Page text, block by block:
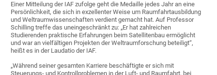
Einer Mitteilung der IAF zufolge geht die Medaille jedes Jahr an eine
Persönlichkeit, die sich in exzellenter Weise um Raumfahrtausbildung
und Weltraumwissenschaften verdient gemacht hat. Auf Professor
Schilling treffe das uneingeschränkt zu: „Er hat zahlreichen
Studierenden praktische Erfahrungen beim Satellitenbau ermöglicht
und war an vielfältigen Projekten der Weltraumforschung beteiligt“,
heißt es in der Laudatio der IAF.
„Während seiner gesamten Karriere beschäftigte er sich mit
Steuerungs- und Kontrollproblemen in der Luft- und Raumfahrt, bei